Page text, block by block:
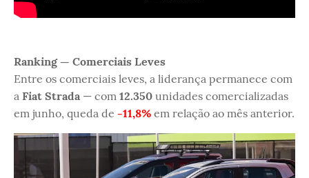
Ranking — Comerciais Leves
Entre os comerciais leves, a liderança permanece com
a Fiat Strada — com 12.350 unidades comercializadas
em junho, queda de -11,8% em relação ao mês anterior.